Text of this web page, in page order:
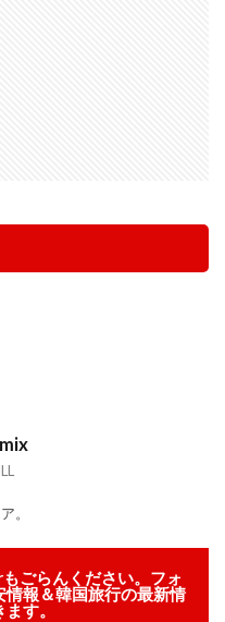
。
ごらんください。フォ
報＆韓国旅行の最新情
す。